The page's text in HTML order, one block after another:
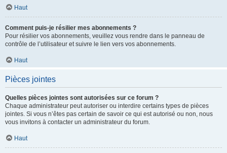
Haut
Comment puis-je résilier mes abonnements ?
Pour résilier vos abonnements, veuillez vous rendre dans le panneau de
contrôle de l’utilisateur et suivre le lien vers vos abonnements.
Haut
Pièces jointes
Quelles pièces jointes sont autorisées sur ce forum ?
Chaque administrateur peut autoriser ou interdire certains types de pièces
jointes. Si vous n’êtes pas certain de savoir ce qui est autorisé ou non, nous
vous invitons à contacter un administrateur du forum.
Haut